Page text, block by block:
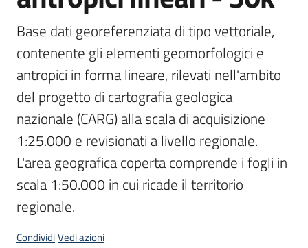
Scarica
dati
Approfondimenti
Archivio
cartografico
Seguici
Base dati georeferenziata di tipo vettoriale,
contenente gli elementi geomorfologici e
antropici in forma lineare, rilevati nell'ambito
del progetto di cartografia geologica
nazionale (CARG) alla scala di acquisizione
1:25.000 e revisionati a livello regionale.
L'area geografica coperta comprende i fogli in
scala 1:50.000 in cui ricade il territorio
regionale.
CondividiVedi azioni